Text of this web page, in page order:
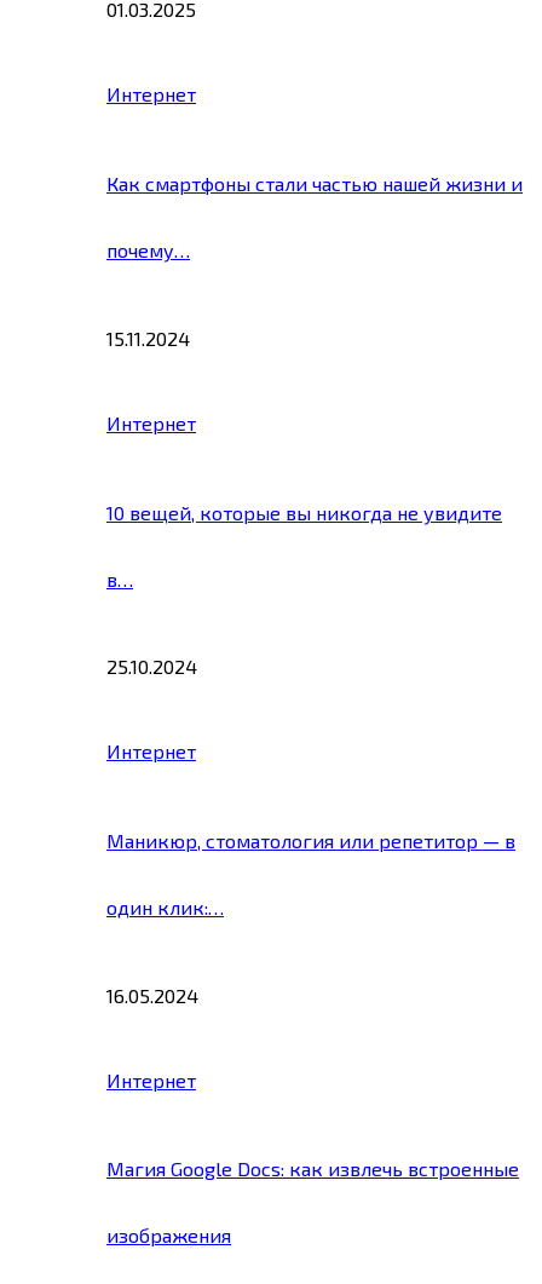
01.03.2025
Интернет
Как смартфоны стали частью нашей жизни и
почему…
15.11.2024
Интернет
10 вещей, которые вы никогда не увидите
в…
25.10.2024
Интернет
Маникюр, стоматология или репетитор — в
один клик:…
16.05.2024
Интернет
Магия Google Docs: как извлечь встроенные
изображения